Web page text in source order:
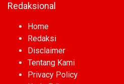
Redaksional
Home
Redaksi
Disclaimer
Tentang Kami
Privacy Policy